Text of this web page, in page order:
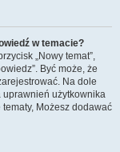
w temacie?
„Nowy temat”,
Być może, że
Na dole
uprawnień użytkownika
Możesz dodawać